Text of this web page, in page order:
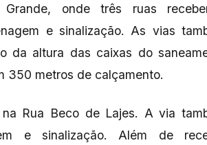
onde três ruas
e sinalização. As vias
da altura das caixas do
350 metros de calçamento.
Rua Beco de Lajes. A via
e sinalização. Além de